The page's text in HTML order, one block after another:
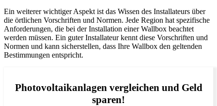
Ein weiterer wichtiger Aspekt ist das Wissen des Installateurs über
die örtlichen Vorschriften und Normen. Jede Region hat spezifische
Anforderungen, die bei der Installation einer Wallbox beachtet
werden müssen. Ein guter Installateur kennt diese Vorschriften und
Normen und kann sicherstellen, dass Ihre Wallbox den geltenden
Bestimmungen entspricht.
Photovoltaikanlagen vergleichen und Geld
sparen!